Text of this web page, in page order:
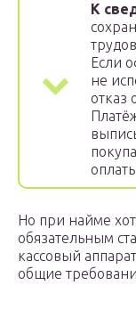
К
Если
не
отказ
Но при найме
обязательным
кассовый
общие